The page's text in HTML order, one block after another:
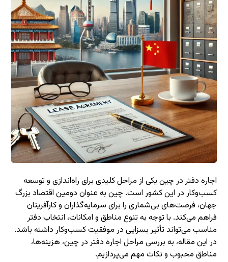
اجاره دفتر در چین یکی از مراحل کلیدی برای راه‌اندازی و توسعه
کسب‌وکار در این کشور است. چین به عنوان دومین اقتصاد بزرگ
جهان، فرصت‌های بی‌شماری را برای سرمایه‌گذاران و کارآفرینان
فراهم می‌کند. با توجه به تنوع مناطق و امکانات، انتخاب دفتر
مناسب می‌تواند تأثیر بسزایی در موفقیت کسب‌وکار داشته باشد.
در این مقاله، به بررسی مراحل اجاره دفتر در چین، هزینه‌ها،
مناطق محبوب و نکات مهم می‌پردازیم.